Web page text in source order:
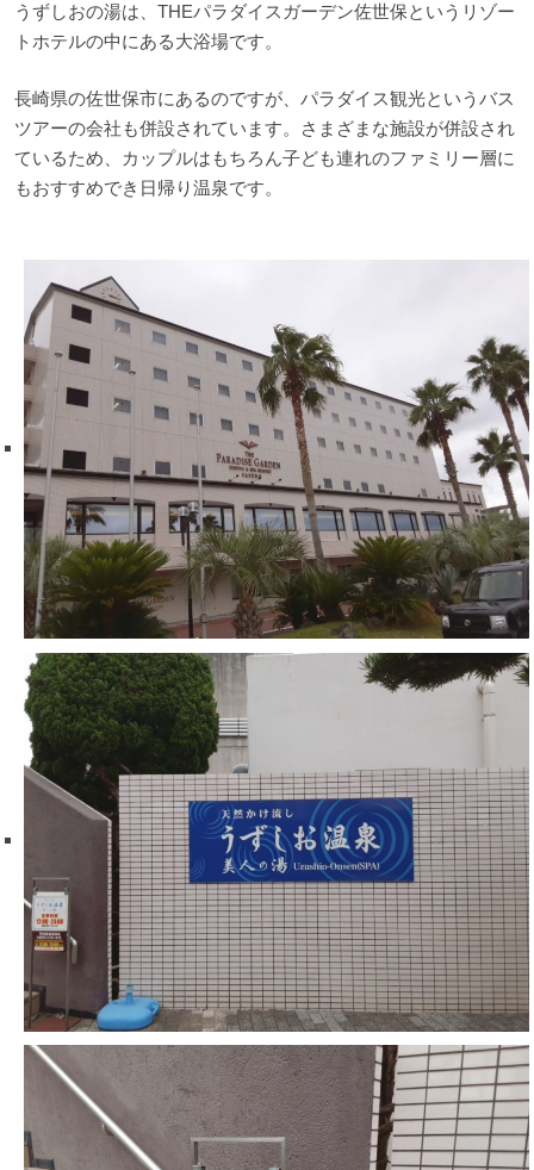
特徴・こだわりで選ぶ エリアから選ぶ
管理人随筆 当サイトについて
ご意見・お問い合わせ 利用規約
うずしおの湯は、THEパラダイスガーデン佐世保というリゾー
トホテルの中にある大浴場です。
長崎県の佐世保市にあるのですが、パラダイス観光というバス
ツアーの会社も併設されています。さまざまな施設が併設され
ているため、カップルはもちろん子ども連れのファミリー層に
もおすすめでき日帰り温泉です。